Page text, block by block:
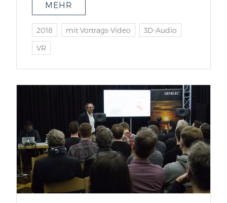
MEHR
2018 mit Vortrags-Video 3D-Audio
VR